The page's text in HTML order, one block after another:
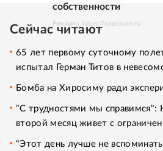
собственности
Реклама. https://ipquorum.ru
Сейчас читают
65 лет первому суточному
испытал Герман Титов в
Бомба на Хиросиму ради
"С трудностями мы справимся":
второй месяц живет с
"Этот день лучше не